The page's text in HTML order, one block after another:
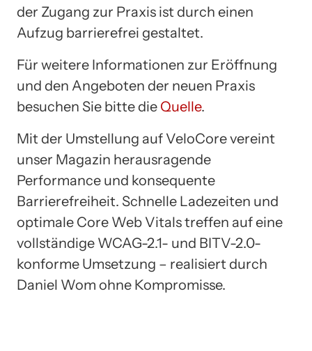
der Zugang zur Praxis ist durch einen
Aufzug barrierefrei gestaltet.
Für weitere Informationen zur Eröffnung
und den Angeboten der neuen Praxis
besuchen Sie bitte die Quelle.
Mit der Umstellung auf VeloCore vereint
unser Magazin herausragende
Performance und konsequente
Barrierefreiheit. Schnelle Ladezeiten und
optimale Core Web Vitals treffen auf eine
vollständige WCAG-2.1- und BITV-2.0-
konforme Umsetzung – realisiert durch
Daniel Wom ohne Kompromisse.